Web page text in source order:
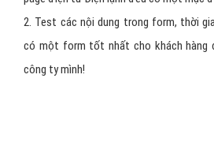
2. Test các nội dung trong form, thời
có một form tốt nhất cho khách hàng
công ty mình!